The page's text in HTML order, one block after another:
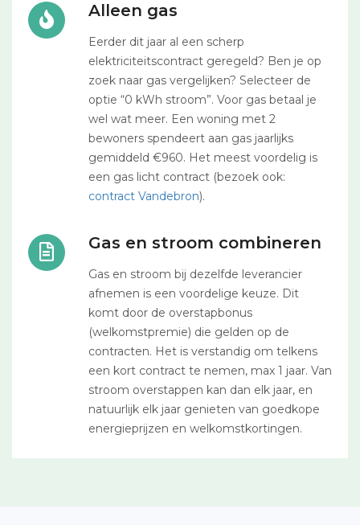
Alleen gas
Eerder dit jaar al een scherp
elektriciteitscontract geregeld? Ben je op
zoek naar gas vergelijken? Selecteer de
optie “0 kWh stroom”. Voor gas betaal je
wel wat meer. Een woning met 2
bewoners spendeert aan gas jaarlijks
gemiddeld €960. Het meest voordelig is
een gas licht contract (bezoek ook:
contract Vandebron).
Gas en stroom combineren
Gas en stroom bij dezelfde leverancier
afnemen is een voordelige keuze. Dit
komt door de overstapbonus
(welkomstpremie) die gelden op de
contracten. Het is verstandig om telkens
een kort contract te nemen, max 1 jaar. Van
stroom overstappen kan dan elk jaar, en
natuurlijk elk jaar genieten van goedkope
energieprijzen en welkomstkortingen.